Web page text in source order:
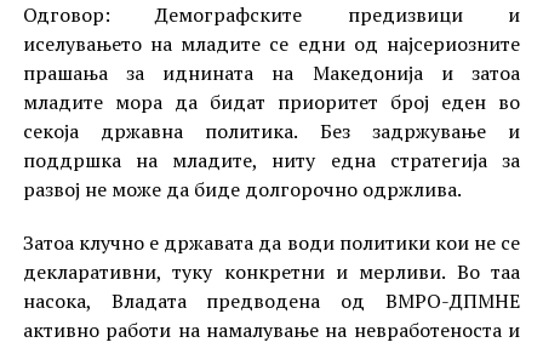
Одговор: Демографските предизвици и
иселувањето на младите се едни од најсериозните
прашања за иднината на Македонија и затоа
младите мора да бидат приоритет број еден во
секоја државна политика. Без задржување и
поддршка на младите, ниту една стратегија за
развој не може да биде долгорочно одржлива.
Затоа клучно е државата да води политики кои не се
декларативни, туку конкретни и мерливи. Во таа
насока, Владата предводена од ВМРО-ДПМНЕ
активно работи на намалување на невработеноста и